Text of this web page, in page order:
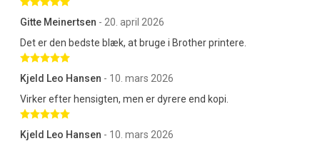
Gitte Meinertsen - 20. april 2026
Det er den bedste blæk, at bruge i Brother printere.
Betygsatt 5 av 5 stjärnor
Kjeld Leo Hansen - 10. mars 2026
Virker efter hensigten, men er dyrere end kopi.
Betygsatt 5 av 5 stjärnor
Kjeld Leo Hansen - 10. mars 2026